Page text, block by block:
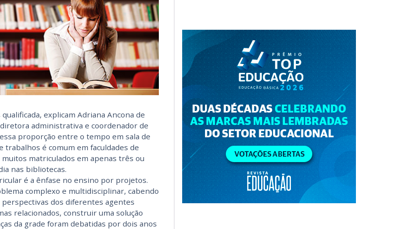
explicam Adriana Ancona de
administrativa e coordenador de
proporção entre o tempo em sala de
trabalhos é comum em faculdades de
matriculados em apenas três ou
nas bibliotecas.
é a ênfase no ensino por projetos.
complexo e multidisciplinar, cabendo
dos diferentes agentes
relacionados, construir uma solução
da grade foram debatidas por dois anos